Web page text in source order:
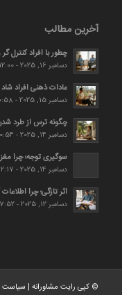
آخرین مطالب
چطور با افراد کنترل گر
دسامبر 16, 2025 - 12:00 ب.ظ
عادات ذهنی افراد
دسامبر 15, 2025 - 10:58 ب.ظ
چگونه ترس از طرد
دسامبر 14, 2025 - 10:54 ب.ظ
سوگیری توجه؛ چرا
دسامبر 14, 2025 - 2:17 ق.ظ
اثر تازگی؛ چرا
دسامبر 12, 2025 - 7:52 ب.ظ
© کپی رایت مشاورانه|